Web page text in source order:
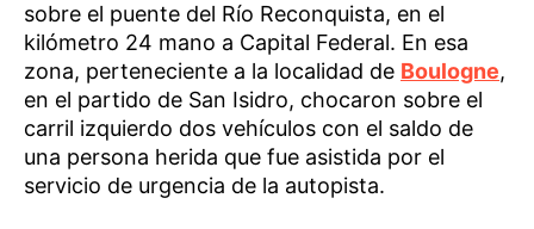
sobre el puente del Río Reconquista, en el
kilómetro 24 mano a Capital Federal. En esa
zona, perteneciente a la localidad de Boulogne,
en el partido de San Isidro, chocaron sobre el
carril izquierdo dos vehículos con el saldo de
una persona herida que fue asistida por el
servicio de urgencia de la autopista.